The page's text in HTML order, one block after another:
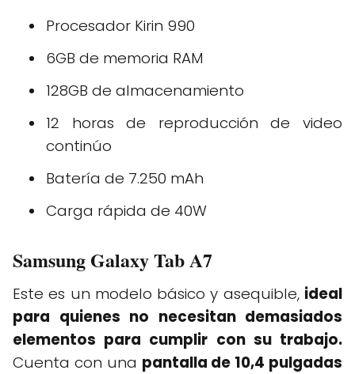
Procesador Kirin 990
6GB de memoria RAM
128GB de almacenamiento
12 horas de reproducción de video
continúo
Batería de 7.250 mAh
Carga rápida de 40W
Samsung Galaxy Tab A7
Este es un modelo básico y asequible, ideal
para quienes no necesitan demasiados
elementos para cumplir con su trabajo.
Cuenta con una pantalla de 10,4 pulgadas